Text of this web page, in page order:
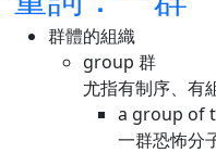
群體的組織
group 群
尤指有制序、有
a group of
一群恐怖分